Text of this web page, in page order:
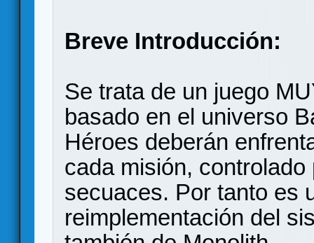
Breve Introducción:
Se trata de un juego
basado en el universo
Héroes deberán
cada misión,
secuaces. Por tanto es
reimplementación del